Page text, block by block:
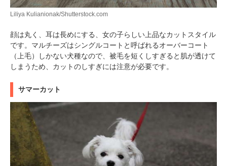
Liliya Kulianionak/Shutterstock.com
顔は丸く、耳は長めにする、女の子らしい上品なカットスタイル
です。マルチーズはシングルコートと呼ばれるオーバーコート
（上毛）しかない犬種なので、被毛を短くしすぎると肌が透けて
しまうため、カットのしすぎには注意が必要です。
サマーカット
pecodogs
いぬ部をフォロー
pecocats
ねこ部をフォロー
PECOアプリをダウンロード済みの方
アプリで開く